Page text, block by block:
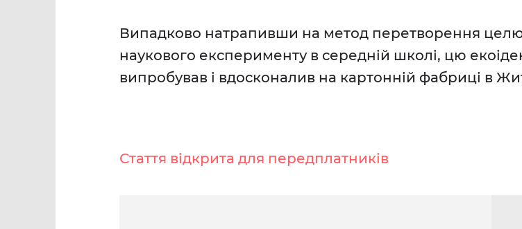
Випадково натрапивши на метод перетворення
наукового експерименту в середній школі, цю
випробував і вдосконалив на картонній фабриці в
Стаття відкрита для передплатників